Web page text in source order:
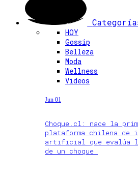
HOY
Gossip
Belleza
Moda
Wellness
Videos
Jun 01
Choque.cl: nace la
plataforma chilena de
artificial que evalúa
de un choque